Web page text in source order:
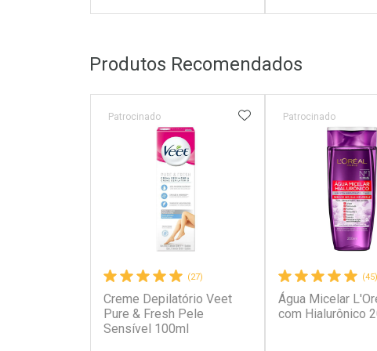
Laboratório
Ativar Desconto
Por Menos Laboratório
Ativar Desconto
Por Menos
Produtos Recomendados
(27)
Creme Depilatório Veet
Pure & Fresh Pele
Sensível 100ml
Patrocinado ADICIONAR AOS
(45)
Água Micelar
com Hialurônico
Patrocinado